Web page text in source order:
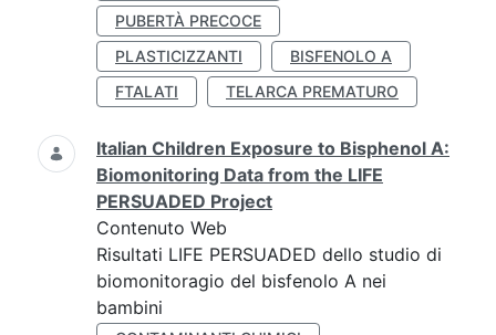
PUBERTÀ PRECOCE
PLASTICIZZANTI
BISFENOLO A
FTALATI
TELARCA PREMATURO
Italian Children Exposure to Bisphenol A:
Biomonitoring Data from the LIFE
PERSUADED Project
Contenuto Web
Risultati LIFE PERSUADED dello studio di
biomonitoragio del bisfenolo A nei
bambini